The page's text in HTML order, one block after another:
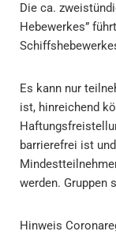
Die ca.
Hebewerkes”
Es kann nur
ist, hinreichend
barrierefrei ist
werden. Gruppen
Hinweis